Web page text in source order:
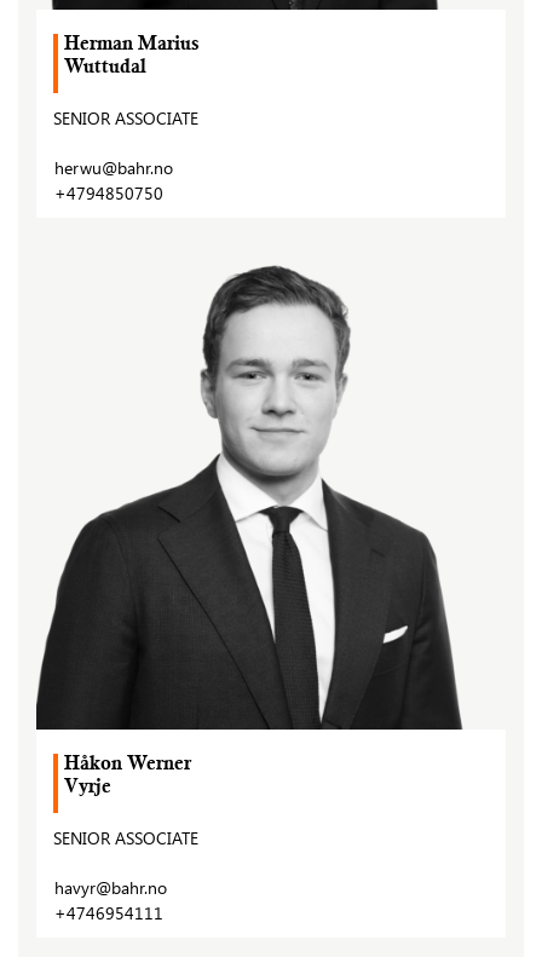
Herman Marius
Wuttudal
SENIOR ASSOCIATE
herwu@bahr.no
+4794850750
Håkon Werner
Vyrje
SENIOR ASSOCIATE
havyr@bahr.no
+4746954111